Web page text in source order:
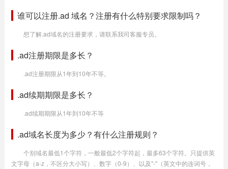
谁可以注册.ad 域名？注册有什么特别要求限制吗？
想了解.ad域名的注册要求，请联系我司客服专员。
.ad注册期限是多长？
.ad注册期限从1年到10年不等。
.ad续期期限是多长？
.ad续期期限从1年到10年不等
.ad域名长度为多少？有什么注册规则？
个别域名最低1个字符，一般最低2个字符起，最多63个字符。只提供英
文字母（a-z，不区分大小写）、数字（0-9）、以及"-"（英文中的连词号，